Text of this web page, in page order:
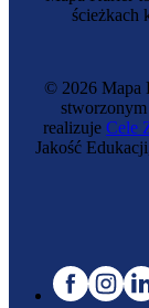
ścieżkach
© 2026 Mapa
realizuje Cele
Jakość